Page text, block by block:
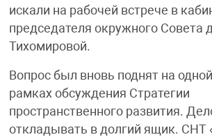
искали на рабочей встрече в
председателя окружного Совета
Тихомировой.
Вопрос был вновь поднят на
рамках обсуждения Стратегии
пространственного развития.
откладывать в долгий ящик. СНТ